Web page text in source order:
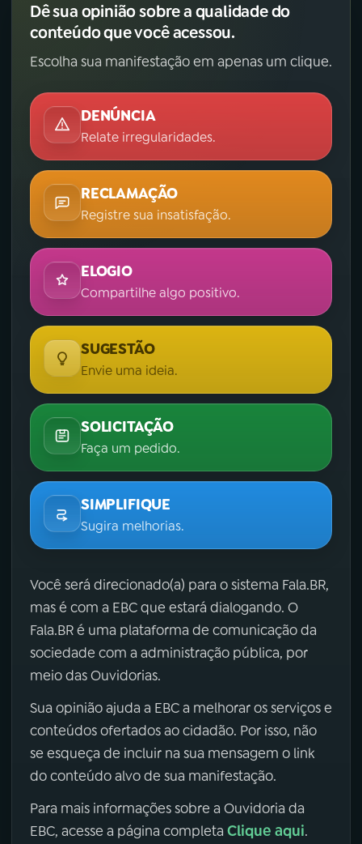
Dê sua opinião sobre a qualidade do
conteúdo que você acessou.
Escolha sua manifestação em apenas um clique.
DENÚNCIA
Relate irregularidades.
RECLAMAÇÃO
Registre sua insatisfação.
ELOGIO
Compartilhe algo positivo.
SUGESTÃO
Envie uma ideia.
SOLICITAÇÃO
Faça um pedido.
SIMPLIFIQUE
Sugira melhorias.
Você será direcionado(a) para o sistema Fala.BR,
mas é com a EBC que estará dialogando. O
Fala.BR é uma plataforma de comunicação da
sociedade com a administração pública, por
meio das Ouvidorias.
Sua opinião ajuda a EBC a melhorar os serviços e
conteúdos ofertados ao cidadão. Por isso, não
se esqueça de incluir na sua mensagem o link
do conteúdo alvo de sua manifestação.
Para mais informações sobre a Ouvidoria da
EBC, acesse a página completa Clique aqui.